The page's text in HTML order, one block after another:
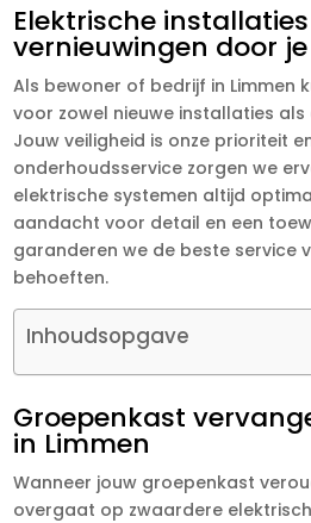
Elektrische
vernieuwingen door
Als bewoner of bedrijf in Limmen
voor zowel nieuwe installaties
Jouw veiligheid is onze prioriteit
onderhoudsservice zorgen we
elektrische systemen altijd
aandacht voor detail en een
garanderen we de beste service
behoeften.
Inhoudsopgave
Groepenkast
in Limmen
Wanneer jouw groepenkast
overgaat op zwaardere